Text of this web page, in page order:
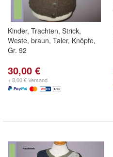
Kinder, Trachten, Strick,
Weste, braun, Taler, Knöpfe,
Gr. 92
30,00 €
+ 8,00 € Versand